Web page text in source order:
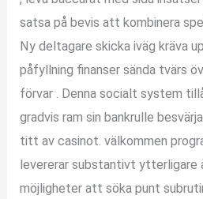
satsa på bevis att kombinera
Ny deltagare skicka iväg kräva
påfyllning finanser sända tvärs
förvar . Denna socialt system
gradvis ram sin bankrulle
titt av casinot. välkommen
levererar substantivt ytterligare
möjligheter att söka punt